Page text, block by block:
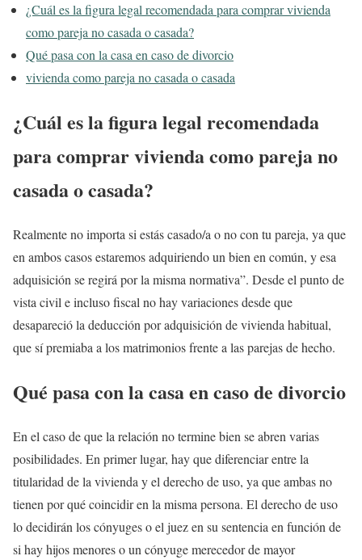
¿Cuál es la figura legal recomendada para comprar vivienda
como pareja no casada o casada?
Qué pasa con la casa en caso de divorcio
vivienda como pareja no casada o casada
¿Cuál es la figura legal recomendada
para comprar vivienda como pareja no
casada o casada?
Realmente no importa si estás casado/a o no con tu pareja, ya que
en ambos casos estaremos adquiriendo un bien en común, y esa
adquisición se regirá por la misma normativa”. Desde el punto de
vista civil e incluso fiscal no hay variaciones desde que
desapareció la deducción por adquisición de vivienda habitual,
que sí premiaba a los matrimonios frente a las parejas de hecho.
Qué pasa con la casa en caso de divorcio
En el caso de que la relación no termine bien se abren varias
posibilidades. En primer lugar, hay que diferenciar entre la
titularidad de la vivienda y el derecho de uso, ya que ambas no
tienen por qué coincidir en la misma persona. El derecho de uso
lo decidirán los cónyuges o el juez en su sentencia en función de
si hay hijos menores o un cónyuge merecedor de mayor